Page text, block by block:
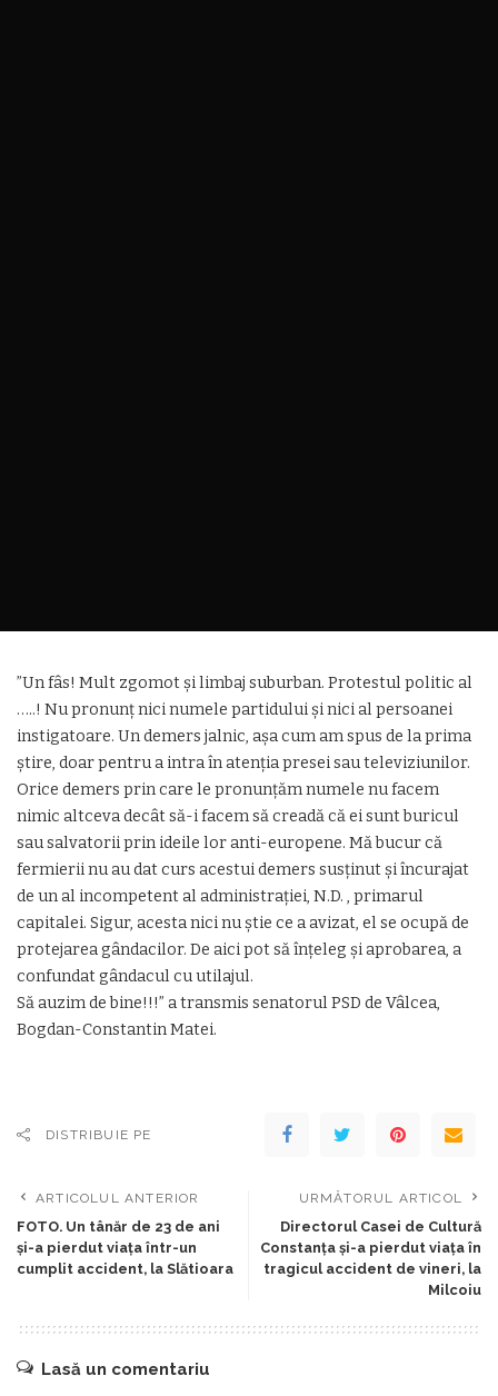
”Un fâs! Mult zgomot și limbaj suburban. Protestul politic al
…..! Nu pronunț nici numele partidului și nici al persoanei
instigatoare. Un demers jalnic, așa cum am spus de la prima
știre, doar pentru a intra în atenția presei sau televiziunilor.
Orice demers prin care le pronunțăm numele nu facem
nimic altceva decât să-i facem să creadă că ei sunt buricul
sau salvatorii prin ideile lor anti-europene. Mă bucur că
fermierii nu au dat curs acestui demers susținut și încurajat
de un al incompetent al administrației, N.D. , primarul
capitalei. Sigur, acesta nici nu știe ce a avizat, el se ocupă de
protejarea gândacilor. De aici pot să înțeleg și aprobarea, a
confundat gândacul cu utilajul.
Să auzim de bine!!!” a transmis senatorul PSD de Vâlcea,
Bogdan-Constantin Matei.
DISTRIBUIE PE
ARTICOLUL ANTERIOR
FOTO. Un tânăr de 23 de ani
și-a pierdut viața într-un
cumplit accident, la Slătioara
URMĂTORUL ARTICOL
Directorul Casei de Cultură
Constanța și-a pierdut viața în
tragicul accident de vineri, la
Milcoiu
Lasă un comentariu